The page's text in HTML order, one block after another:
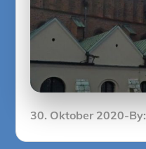
Posted
30. Oktober 2020 By: